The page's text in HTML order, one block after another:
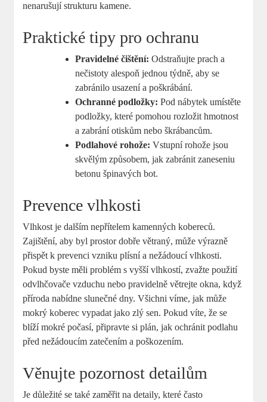
nenarušují strukturu kamene.
Praktické tipy pro ochranu
Pravidelné čištění: Odstraňujte prach a
nečistoty alespoň jednou týdně, aby se
zabránilo usazení a poškrábání.
Ochranné podložky: Pod nábytek umístěte
podložky, které pomohou rozložit hmotnost
a zabrání otiskům nebo škrábancům.
Podlahové rohože: Vstupní rohože jsou
skvělým způsobem, jak zabránit zaneseniu
betonu špinavých bot.
Prevence vlhkosti
Vlhkost je dalším nepřítelem kamenných kobereců.
Zajištění, aby byl prostor dobře větraný, může výrazně
přispět k prevenci vzniku plísní a nežádoucí vlhkosti.
Pokud byste měli problém s vyšší vlhkostí, zvažte použití
odvlhčovače vzduchu nebo pravidelně větrejte okna, když
příroda nabídne slunečné dny. Všichni víme, jak může
mokrý koberec vypadat jako zlý sen. Pokud víte, že se
blíží mokré počasí, připravte si plán, jak ochránit podlahu
před nežádoucím zatečením a poškozením.
Věnujte pozornost detailům
Je důležité se také zaměřit na detaily, které často